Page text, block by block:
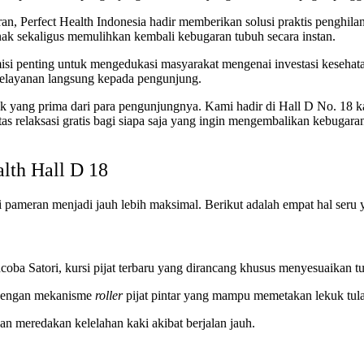
Perfect Health Indonesia hadir memberikan solusi praktis
sekaligus memulihkan kembali kebugaran tubuh secara instan.
untuk mengedukasi masyarakat mengenai investasi
langsung kepada pengunjung.
yang prima dari para pengunjungnya. Kami hadir di Hall D No. 18
relaksasi gratis bagi siapa saja yang ingin mengembalikan
Hall D 18
menjadi jauh lebih maksimal. Berikut adalah empat hal seru
Satori, kursi pijat terbaru yang dirancang khusus menyesuaikan
mekanisme rollerpijat pintar yang mampu memetakan lekuk
meredakan kelelahan kaki akibat berjalan jauh.